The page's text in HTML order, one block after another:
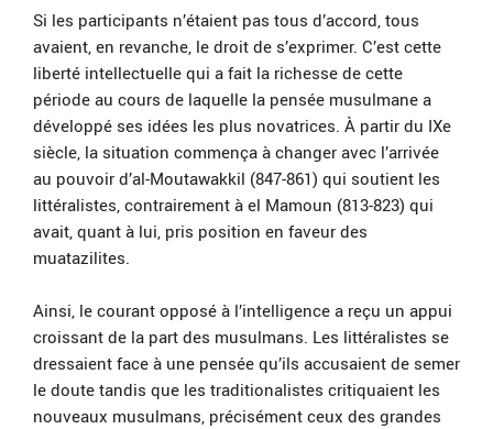
Si les participants n’étaient pas tous d’accord, tous
avaient, en revanche, le droit de s’exprimer. C’est cette
liberté intellectuelle qui a fait la richesse de cette
période au cours de laquelle la pensée musulmane a
développé ses idées les plus novatrices. À partir du IXe
siècle, la situation commença à changer avec l’arrivée
au pouvoir d’al-Moutawakkil (847-861) qui soutient les
littéralistes, contrairement à el Mamoun (813-823) qui
avait, quant à lui, pris position en faveur des
muatazilites.
Ainsi, le courant opposé à l’intelligence a reçu un appui
croissant de la part des musulmans. Les littéralistes se
dressaient face à une pensée qu’ils accusaient de semer
le doute tandis que les traditionalistes critiquaient les
nouveaux musulmans, précisément ceux des grandes